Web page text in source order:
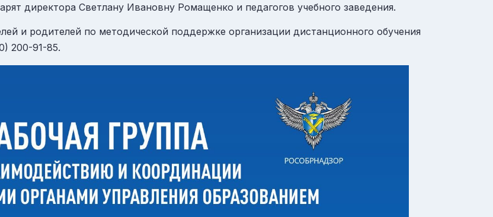
директора Светлану Ивановну Ромащенко и педагогов учебного заведения.
и родителей по методической поддержке организации дистанционного обучения
200-91-85.